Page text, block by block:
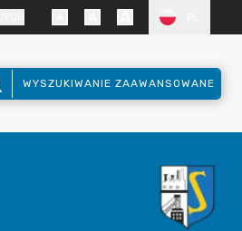
WYSZUKIWANIE ZAAWANSOWANE